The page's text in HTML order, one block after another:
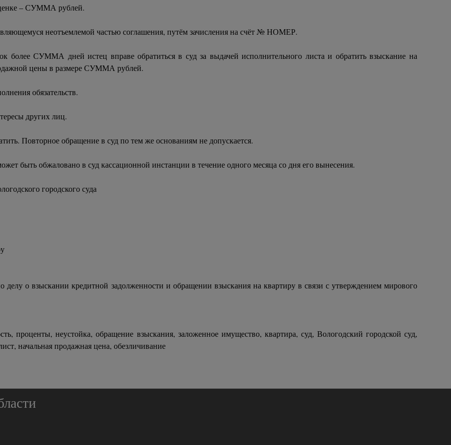
– СУММА рублей.
неотъемлемой частью соглашения, путём зачисления на счёт № НОМЕР.
более СУММА дней истец вправе обратиться в суд за выдачей исполнительного листа и обратить взыскание на
цены в размере СУММА рублей.
обязательств.
других лиц.
Повторное обращение в суд по тем же основаниям не допускается.
быть обжаловано в суд кассационной инстанции в течение одного месяца со дня его вынесения.
городского суда
делу о взыскании кредитной задолженности и обращении взыскания на квартиру в связи с утверждением мирового
проценты, неустойка, обращение взыскания, заложенное имущество, квартира, суд, Вологодский городской суд,
начальная продажная цена, обезличивание